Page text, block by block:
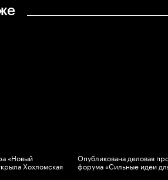
«Новый
Хохломская
Опубликована деловая
форума «Сильные идеи